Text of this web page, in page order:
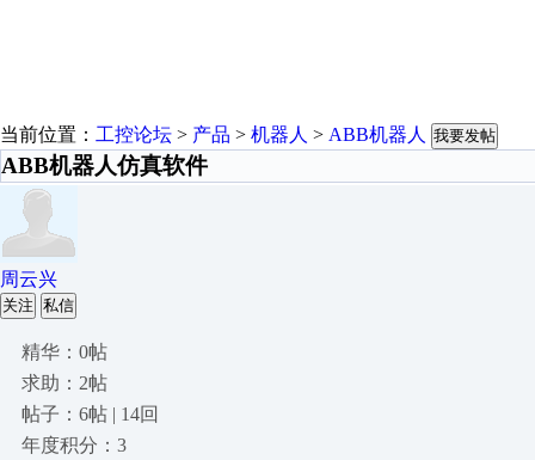
当前位置： 工控论坛 > 产品 > 机器人 > ABB机器人 我要发帖
ABB机器人仿真软件
周云兴
关注 私信
精华：0帖
求助：2帖
帖子：6帖 | 14回
年度积分：3